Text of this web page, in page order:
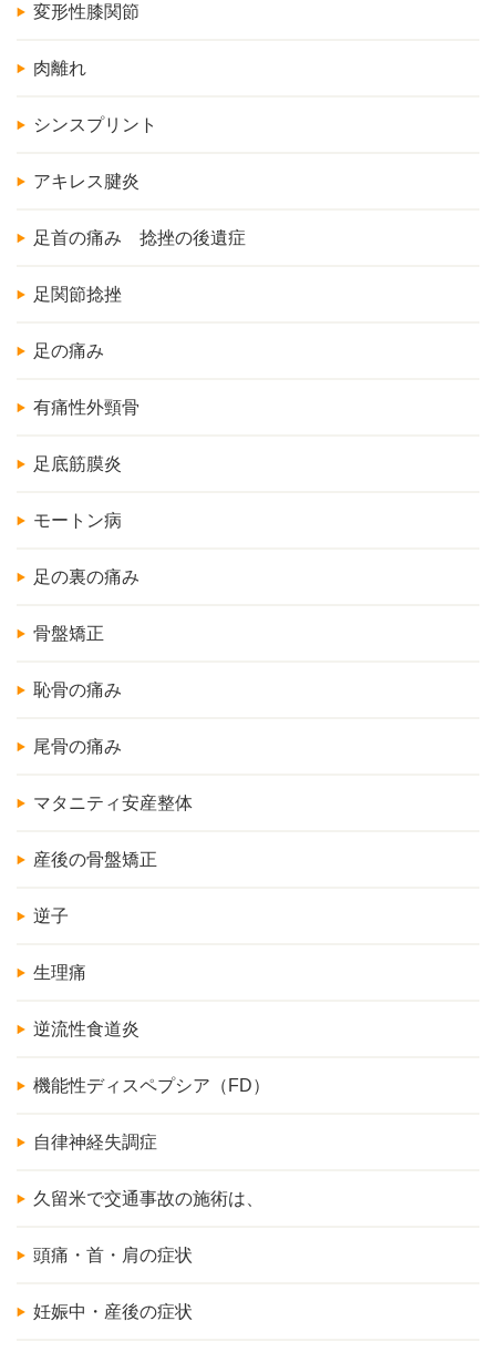
変形性膝関節
肉離れ
シンスプリント
アキレス腱炎
足首の痛み 捻挫の後遺症
足関節捻挫
足の痛み
有痛性外頸骨
足底筋膜炎
モートン病
足の裏の痛み
骨盤矯正
恥骨の痛み
尾骨の痛み
マタニティ安産整体
産後の骨盤矯正
逆子
生理痛
逆流性食道炎
機能性ディスペプシア（FD）
自律神経失調症
久留米で交通事故の施術は、
頭痛・首・肩の症状
妊娠中・産後の症状